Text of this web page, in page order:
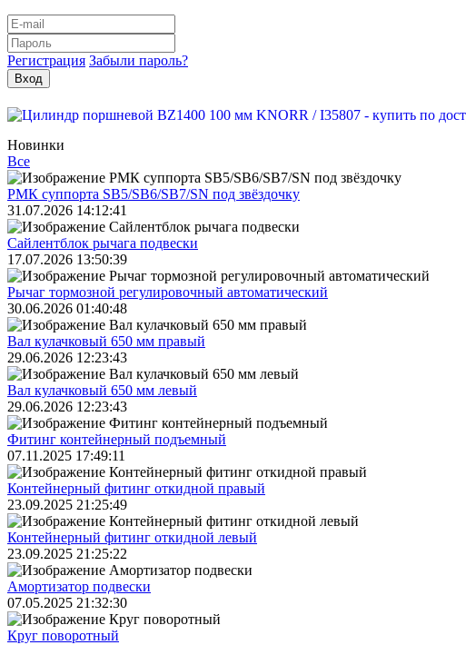
Регистрация Забыли пароль?
Новинки
Все
РМК суппорта SB5/SB6/SB7/SN под звёздочку
31.07.2026 14:12:41
Сайлентблок рычага подвески
17.07.2026 13:50:39
Рычаг тормозной регулировочный автоматический
30.06.2026 01:40:48
Вал кулачковый 650 мм правый
29.06.2026 12:23:43
Вал кулачковый 650 мм левый
29.06.2026 12:23:43
Фитинг контейнерный подъемный
07.11.2025 17:49:11
Контейнерный фитинг откидной правый
23.09.2025 21:25:49
Контейнерный фитинг откидной левый
23.09.2025 21:25:22
Амортизатор подвески
07.05.2025 21:32:30
Круг поворотный